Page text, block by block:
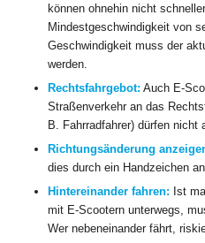
können ohnehin nicht
Mindestgeschwindigkeit von
Geschwindigkeit muss der
werden.
Rechtsfahrgebot: Auch E-
Straßenverkehr an das
B. Fahrradfahrer) dürfen nicht
Richtungsänderung
dies durch ein Handzeichen
Hintereinander fahren: Ist
mit E-Scootern unterwegs,
Wer nebeneinander fährt,